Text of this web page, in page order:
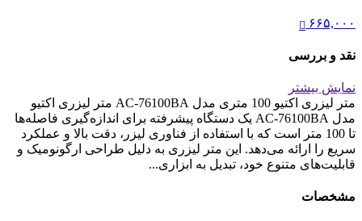
۶۶۵,۰۰۰
نقد و بررسی
نمایش بیشتر
متر لیزری اکتیو 100 متری مدل AC-76100BA متر لیزری اکتیو
مدل AC-76100BA یک دستگاه پیشرفته برای اندازه‌گیری فاصله‌ها
تا 100 متر است که با استفاده از فناوری لیزر، دقت بالا و عملکرد
سریع را ارائه می‌دهد. این متر لیزری به دلیل طراحی ارگونومیک و
قابلیت‌های متنوع خود، تبدیل به ابزاری...
مشخصات